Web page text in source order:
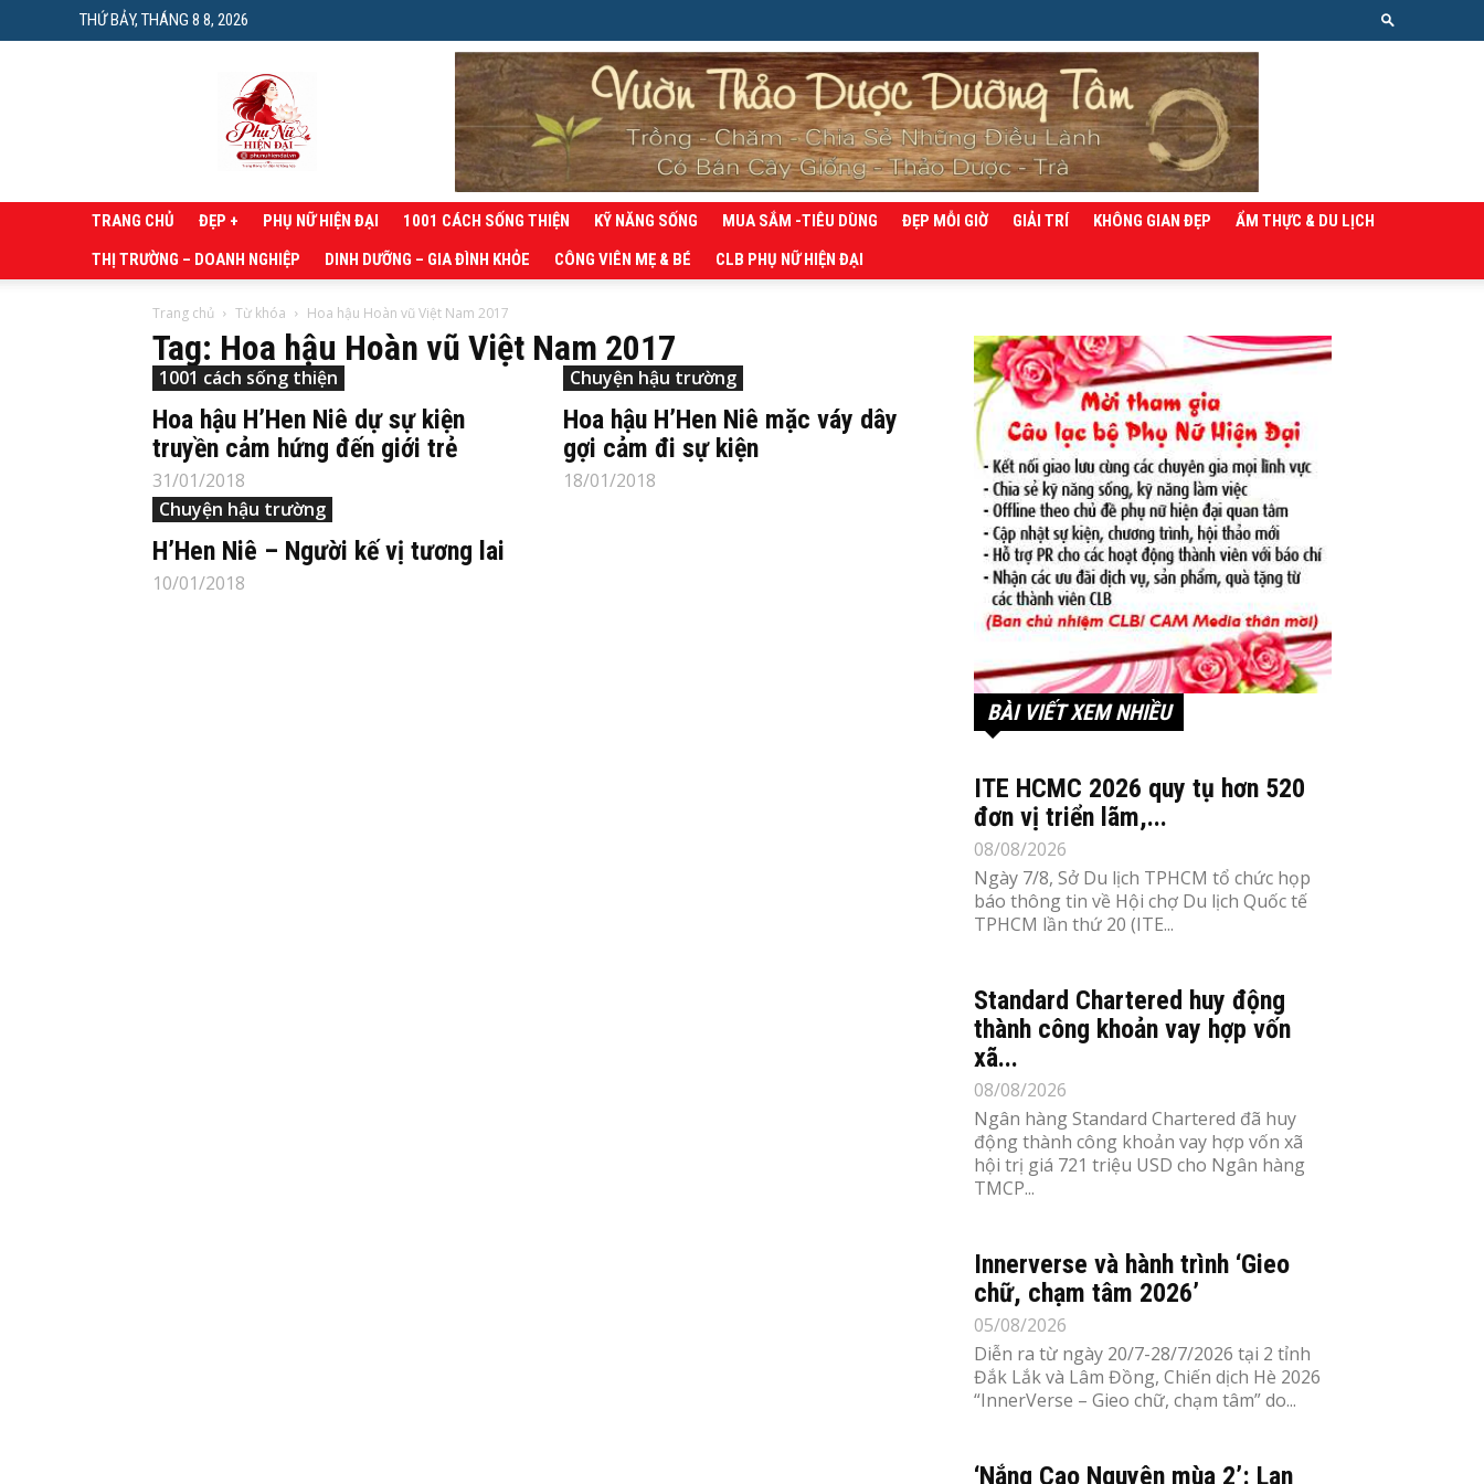
THỨ BẢY, THÁNG 8 8, 2026
Phụ
nữ
hiện
đại
TRANG CHỦ ĐẸP + PHỤ NỮ HIỆN ĐẠI 1001 CÁCH SỐNG THIỆN KỸ NĂNG SỐNG MUA SẮM -TIÊU DÙNG ĐẸP MỖI GIỜ GIẢI TRÍ KHÔNG GIAN ĐẸP
ẨM THỰC & DU LỊCH
THỊ TRƯỜNG – DOANH NGHIỆP
DINH DƯỠNG – GIA ĐÌNH KHỎE CÔNG VIÊN MẸ & BÉ CLB PHỤ NỮ HIỆN ĐẠI
Trang chủ Từ khóa Hoa hậu Hoàn vũ Việt Nam 2017
Tag: Hoa hậu Hoàn vũ Việt Nam 2017
1001 cách sống thiện
Hoa hậu H’Hen Niê dự sự kiện
truyền cảm hứng đến giới trẻ
31/01/2018
Chuyện hậu trường
Hoa hậu H’Hen Niê mặc váy dây
gợi cảm đi sự kiện
18/01/2018
Chuyện hậu trường
H’Hen Niê – Người kế vị tương lai
10/01/2018
BÀI VIẾT XEM NHIỀU
ITE HCMC 2026 quy tụ hơn 520
đơn vị triển lãm,...
08/08/2026
Ngày 7/8, Sở Du lịch TPHCM tổ chức họp
báo thông tin về Hội chợ Du lịch Quốc tế
TPHCM lần thứ 20 (ITE...
Standard Chartered huy động
thành công khoản vay hợp vốn
xã...
08/08/2026
Ngân hàng Standard Chartered đã huy
động thành công khoản vay hợp vốn xã
hội trị giá 721 triệu USD cho Ngân hàng
TMCP...
Innerverse và hành trình ‘Gieo
chữ, chạm tâm 2026’
05/08/2026
Diễn ra từ ngày 20/7-28/7/2026 tại 2 tỉnh
Đắk Lắk và Lâm Đồng, Chiến dịch Hè 2026
“InnerVerse – Gieo chữ, chạm tâm” do...
‘Nắng Cao Nguyên mùa 2’: Lan